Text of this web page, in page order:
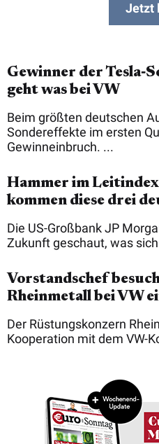
Jetzt
Gewinner der
geht was bei VW
Beim größten deutschen
Sondereffekte im ersten
Gewinneinbruch. ...
Hammer im
kommen diese drei
Die US-Großbank JP
Zukunft geschaut, was
Vorstandschef
Rheinmetall bei VW
Der Rüstungskonzern
Kooperation mit dem VW-
Copyright © 2026